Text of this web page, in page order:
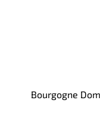
Bourgogne